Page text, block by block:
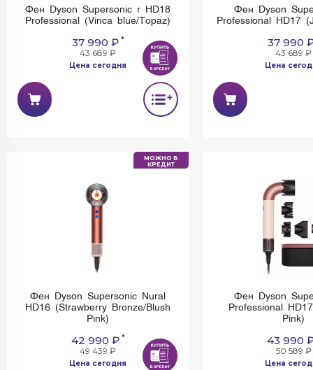
Фен Dyson Supersonic r HD18
Professional (Vinca blue/Topaz)
37 990 ₽*
43 689 ₽
Цена сегодня
Фен Dyson
Professional HD17
37 990
43 689 ₽
Цена
МОЖНО В
КРЕДИТ
Фен Dyson Supersonic Nural
HD16 (Strawberry Bronze/Blush
Pink)
42 990 ₽*
49 439 ₽
Цена сегодня
Фен Dyson
Professional
Pink)
43 990
50 589 ₽
Цена